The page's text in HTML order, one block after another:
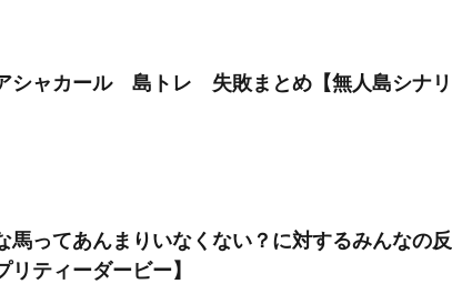
シャカール 島トレ 失敗まとめ【無人島シナリ
馬ってあんまりいなくない？に対するみんなの反
リティーダービー】